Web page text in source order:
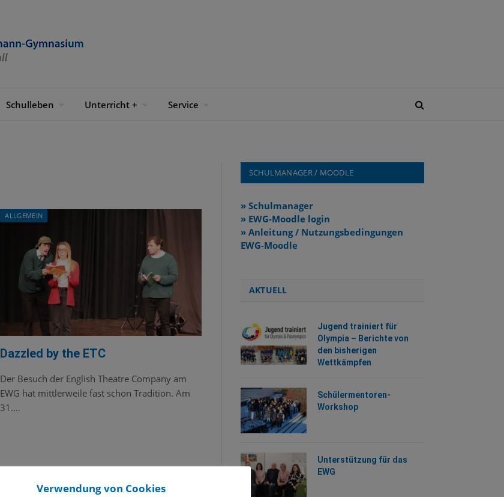
Schulleben Unterricht + Service
ALLGEMEIN
Dazzled by the ETC
Der Besuch der English Theatre Company am
EWG hat mittlerweile fast schon Tradition. Am
31.…
SCHULMANAGER / MOODLE
» Schulmanager
» EWG-Moodle login
» Anleitung / Nutzungsbedingungen
EWG-Moodle
AKTUELL
Jugend trainiert für
Olympia – Berichte von
den bisherigen
Wettkämpfen
Schülermentoren-
Workshop
Unterstützung für das
EWG
Verwendung von Cookies